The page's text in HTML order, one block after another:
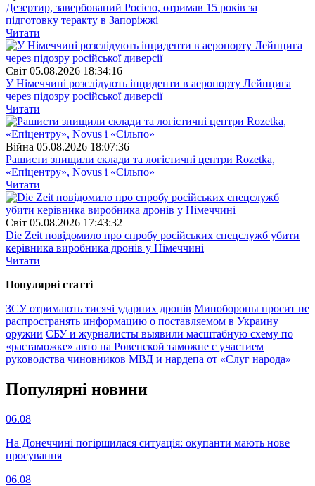
Дезертир, завербований Росією, отримав 15 років за
підготовку теракту в Запоріжжі
Читати
Свiт 05.08.2026 18:34:16
У Німеччині розслідують інциденти в аеропорту Лейпцига
через підозру російської диверсії
Читати
Війна 05.08.2026 18:07:36
Рашисти знищили склади та логістичні центри Rozetka,
«Епіцентру», Novus і «Сільпо»
Читати
Свiт 05.08.2026 17:43:32
Die Zeit повідомило про спробу російських спецслужб убити
керівника виробника дронів у Німеччині
Читати
Популярнi статтi
ЗСУ отримають тисячі ударних дронів Минобороны просит не
распространять информацию о поставляемом в Украину
оружии СБУ и журналисты выявили масштабную схему по
«растаможке» авто на Ровенской таможне с участием
руководства чиновников МВД и нардепа от «Слуг народа»
Популярнi новини
06.08
На Донеччині погіршилася ситуація: окупанти мають нове
просування
06.08